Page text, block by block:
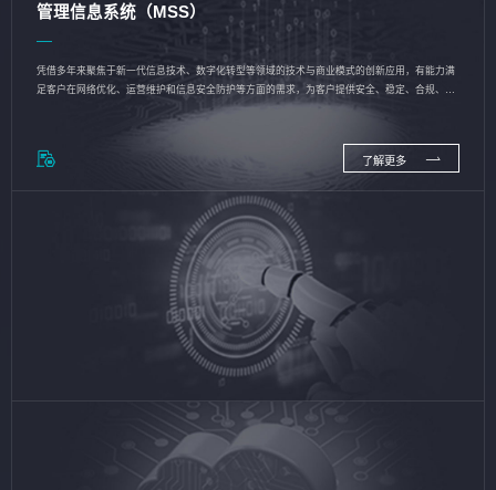
管理信息系统（MSS）
凭借多年来聚焦于新一代信息技术、数字化转型等领域的技术与商业模式的创新应用，有能力满
足客户在网络优化、运营维护和信息安全防护等方面的需求，为客户提供安全、稳定、合规、持
了解更多